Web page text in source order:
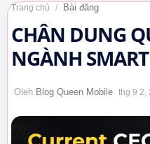
Trang chủ Bài đăng
CHÂN DUNG
NGÀNH
NGƯỜI ĐỊNH
CÔNG NGHỆ?…